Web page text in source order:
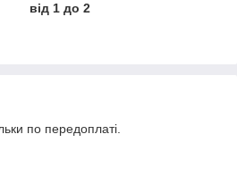
від 1 до 2
по передоплаті.